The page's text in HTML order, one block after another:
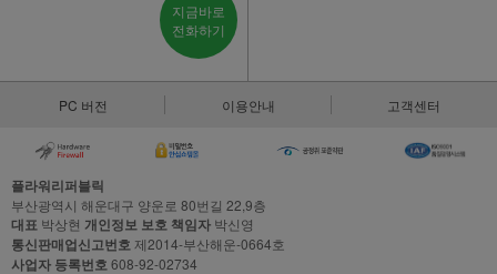
지금바로
전화하기
PC 버전 이용안내 고객센터
플라워리퍼블릭
부산광역시 해운대구 양운로 80번길 22,9층
대표 박상현 개인정보 보호 책임자 박신영
통신판매업신고번호제2014-부산해운-0664호
사업자 등록번호608-92-02734